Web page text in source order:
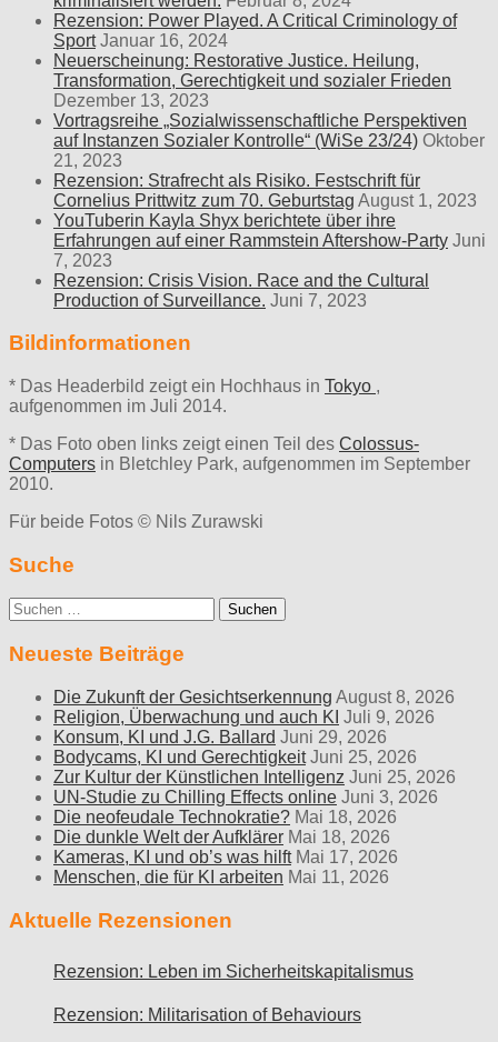
Rezension: Power Played. A Critical Criminology of
Sport Januar 16, 2024
Neuerscheinung: Restorative Justice. Heilung,
Transformation, Gerechtigkeit und sozialer Frieden
Dezember 13, 2023
Vortragsreihe „Sozialwissenschaftliche Perspektiven
auf Instanzen Sozialer Kontrolle“ (WiSe 23/24) Oktober
21, 2023
Rezension: Strafrecht als Risiko. Festschrift für
Cornelius Prittwitz zum 70. Geburtstag August 1, 2023
YouTuberin Kayla Shyx berichtete über ihre
Erfahrungen auf einer Rammstein Aftershow-Party Juni
7, 2023
Rezension: Crisis Vision. Race and the Cultural
Production of Surveillance. Juni 7, 2023
Bildinformationen
* Das Headerbild zeigt ein Hochhaus in Tokyo ,
aufgenommen im Juli 2014.
* Das Foto oben links zeigt einen Teil des Colossus-
Computers in Bletchley Park, aufgenommen im September
2010.
Für beide Fotos © Nils Zurawski
Suche
Suche
nach:
Neueste Beiträge
Die Zukunft der Gesichtserkennung August 8, 2026
Religion, Überwachung und auch KI Juli 9, 2026
Konsum, KI und J.G. Ballard Juni 29, 2026
Bodycams, KI und Gerechtigkeit Juni 25, 2026
Zur Kultur der Künstlichen Intelligenz Juni 25, 2026
UN-Studie zu Chilling Effects online Juni 3, 2026
Die neofeudale Technokratie? Mai 18, 2026
Die dunkle Welt der Aufklärer Mai 18, 2026
Kameras, KI und ob’s was hilft Mai 17, 2026
Menschen, die für KI arbeiten Mai 11, 2026
Aktuelle Rezensionen
Rezension: Leben im Sicherheitskapitalismus
Rezension: Militarisation of Behaviours